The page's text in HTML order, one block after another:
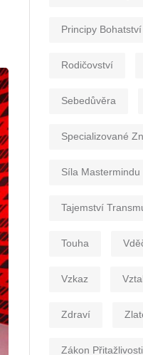
Principy Bohatství
Rodičovství
Sebedůvěra
Specializované
Síla Mastermindu
Tajemství
Touha
Vzkaz
Zdraví
Zákon Přitažlivosti